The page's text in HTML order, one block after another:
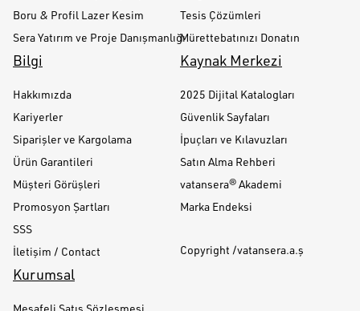
Boru & Profil Lazer Kesim
Sera Yatırım ve Proje Danışmanlığı
Tesis Çözümleri
Mürettebatınızı Donatın
Bilgi
Hakkımızda
Kariyerler
Siparişler ve Kargolama
Ürün Garantileri
Müşteri Görüşleri
Promosyon Şartları
SSS
İletişim / Contact
Kaynak Merkezi
2025 Dijital Katalogları
Güvenlik Sayfaları
İpuçları ve Kılavuzları
Satın Alma Rehberi
vatansera® Akademi
Marka Endeksi
Copyright /vatansera.a.ş
Kurumsal
Mesafeli Satış Sözleşmesi